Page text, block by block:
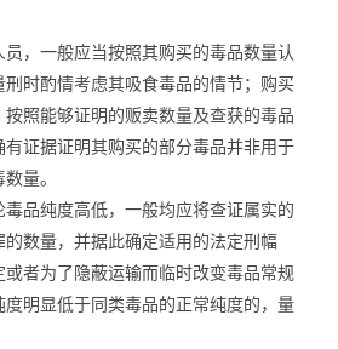
，一般应当按照其购买的毒品数量认
时酌情考虑其吸食毒品的情节；购买
照能够证明的贩卖数量及查获的毒品
证据证明其购买的部分毒品并非用于
量。
品纯度高低，一般均应将查证属实的
数量，并据此确定适用的法定刑幅
者为了隐蔽运输而临时改变毒品常规
明显低于同类毒品的正常纯度的，量